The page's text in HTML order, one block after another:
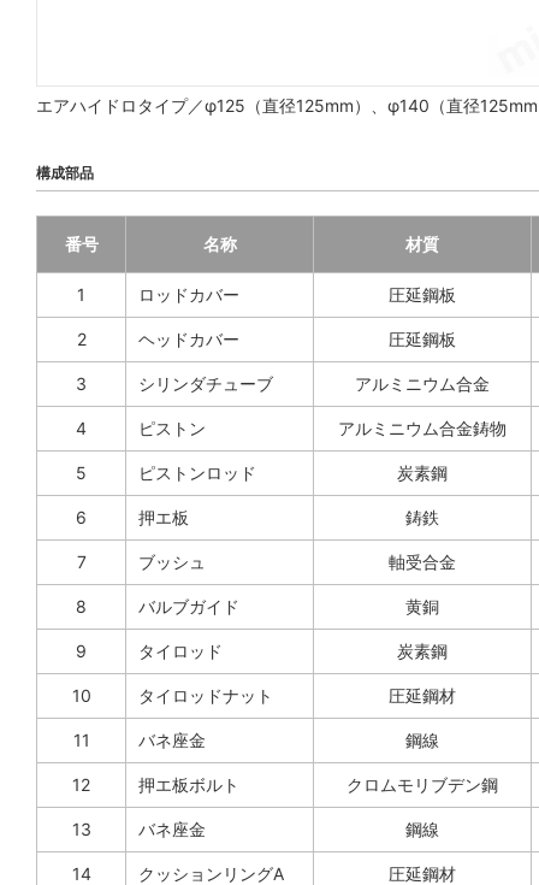
エアハイドロタイプ／φ125（直径125mm）、φ140（直径
構成部品
番号 名称 材質
1 ロッドカバー 圧延鋼板
2 ヘッドカバー 圧延鋼板
3 シリンダチューブ アルミニウム合金
4 ピストン アルミニウム合金鋳物
5 ピストンロッド 炭素鋼
6 押エ板 鋳鉄
7 ブッシュ 軸受合金
8 バルブガイド 黄銅
9 タイロッド 炭素鋼
10 タイロッドナット 圧延鋼材
11 バネ座金 鋼線
12 押エ板ボルト クロムモリブデン鋼
13 バネ座金 鋼線
14 クッションリングA 圧延鋼材